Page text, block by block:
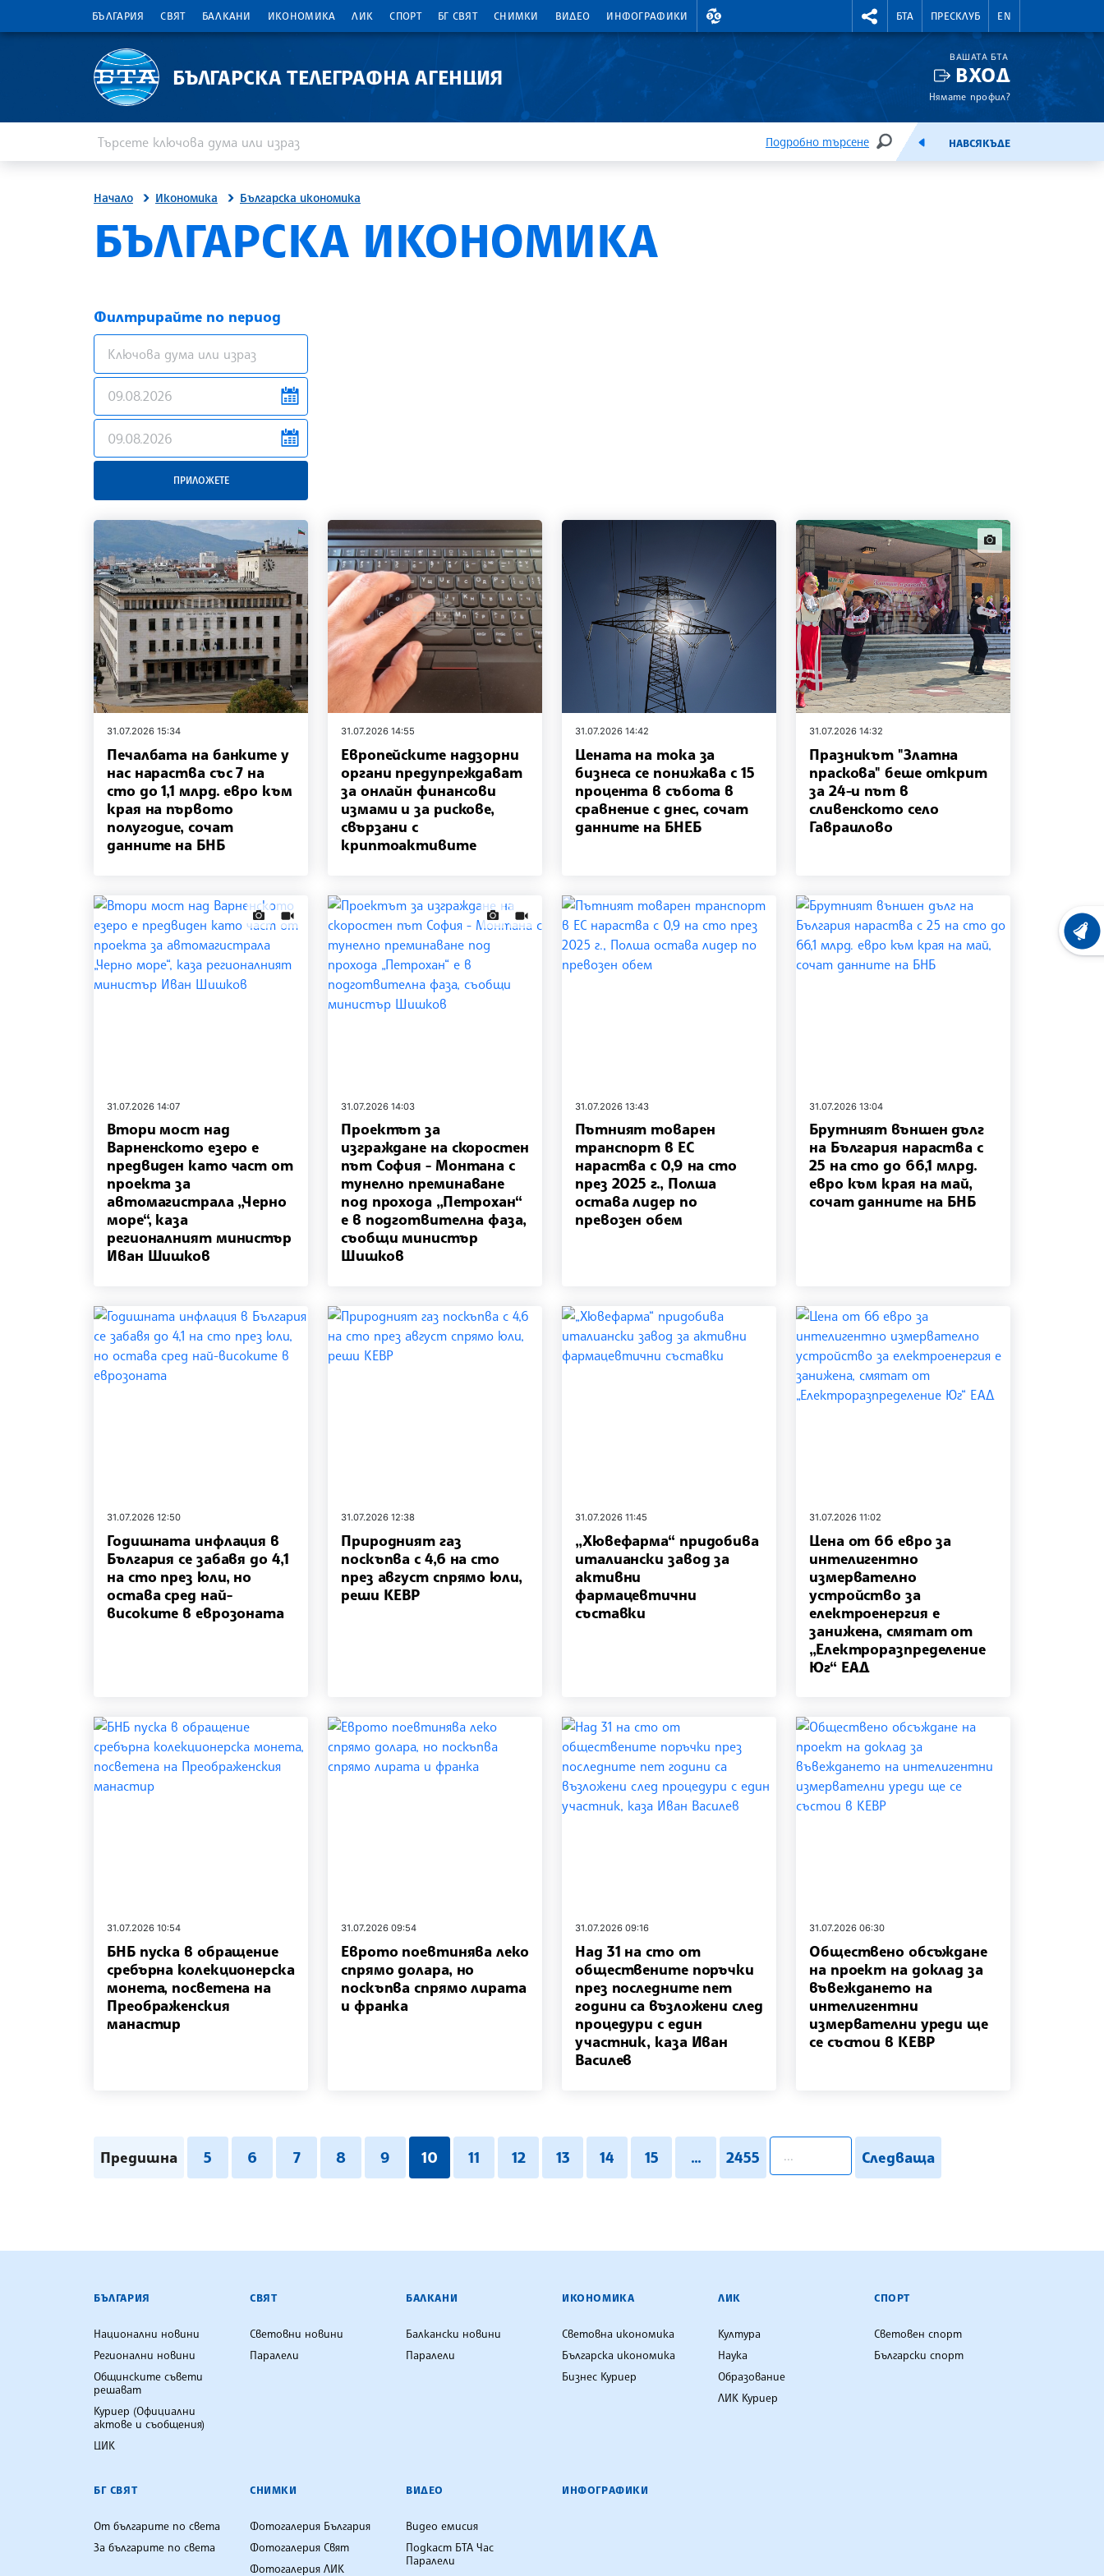
БЪЛГАРИЯ СВЯТ БАЛКАНИ ИКОНОМИКА ЛИК СПОРТ БГ СВЯТ СНИМКИ ВИДЕО ИНФОГРАФИКИ
ВАЛУТНИ КУРСОВЕ RIGHTMENU.SOCIAL
БТА ПРЕСКЛУБ EN
БЪЛГАРСКА ТЕЛЕГРАФНА АГЕНЦИЯ
ВАШАТА БТА
ВХОД
Нямате профил?
Подробно търсене
ТЪРСЕНЕЕМИСИЯНАВСЯКЪДЕ
Начало Икономика Българска икономика
БЪЛГАРСКА ИКОНОМИКА
Филтрирайте по период
news.filter.from
news.filter.to
ПРИЛОЖЕТЕ
31.07.2026 15:34
Печалбата на банките у
нас нараства със 7 на
сто до 1,1 млрд. евро към
края на първото
полугодие, сочат
данните на БНБ
31.07.2026 14:55
Европейските надзорни
органи предупреждават
за онлайн финансови
измами и за рискове,
свързани с
криптоактивите
31.07.2026 14:42
Цената на тока за
бизнеса се понижава с 15
процента в събота в
сравнение с днес, сочат
данните на БНЕБ
news.images
31.07.2026 14:32
Празникът "Златна
праскова" беше открит
за 24-и път в
сливенското село
Гавраилово
news.images
news.videos
31.07.2026 14:07
Втори мост над
Варненското езеро е
предвиден като част от
проекта за
автомагистрала „Черно
море“, каза
регионалният министър
Иван Шишков
news.images
news.videos
31.07.2026 14:03
Проектът за
изграждане на скоростен
път София - Монтана с
тунелно преминаване
под прохода „Петрохан“
е в подготвителна фаза,
съобщи министър
Шишков
31.07.2026 13:43
Пътният товарен
транспорт в ЕС
нараства с 0,9 на сто
през 2025 г., Полша
остава лидер по
превозен обем
31.07.2026 13:04
Брутният външен дълг
на България нараства с
25 на сто до 66,1 млрд.
евро към края на май,
сочат данните на БНБ
31.07.2026 12:50
Годишната инфлация в
България се забавя до 4,1
на сто през юли, но
остава сред най-
високите в еврозоната
31.07.2026 12:38
Природният газ
поскъпва с 4,6 на сто
през август спрямо юли,
реши КЕВР
31.07.2026 11:45
„Хювефарма“ придобива
италиански завод за
активни
фармацевтични
съставки
31.07.2026 11:02
Цена от 66 евро за
интелигентно
измервателно
устройство за
електроенергия е
занижена, смятат от
„Електроразпределение
Юг“ ЕАД
31.07.2026 10:54
БНБ пуска в обращение
сребърна колекционерска
монета, посветена на
Преображенския
манастир
31.07.2026 09:54
Еврото поевтинява леко
спрямо долара, но
поскъпва спрямо лирата
и франка
31.07.2026 09:16
Над 31 на сто от
обществените поръчки
през последните пет
години са възложени след
процедури с един
участник, каза Иван
Василев
31.07.2026 06:30
Обществено обсъждане
на проект на доклад за
въвеждането на
интелигентни
измервателни уреди ще
се състои в КЕВР
Предишна 5 6 7 8 9 10 11 12 13 14 15 ... 2455
pagination.search
Следваща
БЪЛГАРСКА ТЕЛЕГРАФНА АГЕНЦИЯ
БЪЛГАРИЯ
Национални новини
Регионални новини
Общинските съвети
решават
Куриер (Официални
актове и съобщения)
ЦИК
СВЯТ
Световни новини
Паралели
БАЛКАНИ
Балкански новини
Паралели
ИКОНОМИКА
Световна икономика
Българска икономика
Бизнес Куриер
ЛИК
Култура
Наука
Образование
ЛИК Куриер
СПОРТ
Световен спорт
Български спорт
БГ СВЯТ
От българите по света
За българите по света
СНИМКИ
Фотогалерия България
Фотогалерия Свят
Фотогалерия ЛИК
ВИДЕО
Видео емисия
Подкаст БТА Час
Паралели
ИНФОГРАФИКИ